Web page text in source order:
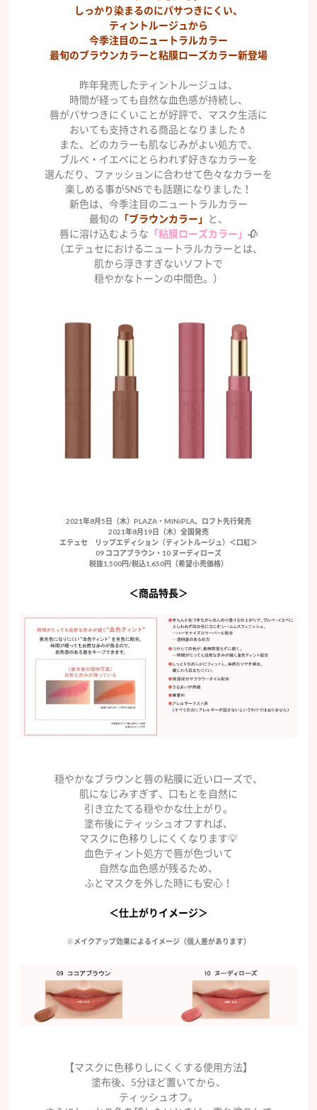
しっかり染まるのにパサつきにくい、
ティントルージュから
今季注目のニュートラルカラー
最旬のブラウンカラーと粘膜ローズカラー新登場
昨年発売したティントルージュは、
時間が経っても自然な血色感が持続し、
唇がパサつきにくいことが好評で、マスク生活に
おいても支持される商品となりました💄
また、どのカラーも肌なじみがよい処方で、
ブルべ・イエベにとらわれず好きなカラーを
選んだり、ファッションに合わせて色々なカラーを
楽しめる事がSNSでも話題になりました！
新色は、今季注目のニュートラルカラー
最旬の 「ブラウンカラー」
と、
唇に溶け込むような 「粘膜ローズカラー」 🥀
（エテュセにおけるニュートラルカラーとは、
肌から浮きすぎないソフトで
穏やかなトーンの中間色。）
2021年8月5日（木）PLAZA・MINiPLA、ロフト先行発売
2021年8月19日（木）全国発売
エテュセ リップエディション（ティントルージュ）＜口紅＞
09 ココアブラウン・10 ヌーディローズ
税抜1,500円/税込1,650円（希望小売価格）
＜商品特長＞
穏やかなブラウンと唇の粘膜に近いローズで、
肌になじみすぎず、口もとを自然に
引き立たてる穏やかな仕上がり。
塗布後にティッシュオフすれば、
マスクに色移りしにくくなります💡
血色ティント処方で唇が色づいて
自然な血色感が残るため、
ふとマスクを外した時にも安心！
＜仕上がりイメージ＞
※メイクアップ効果によるイメージ（個⼈差があります）
【マスクに色移りしにくくする使用方法】
塗布後、5分ほど置いてから、
ティッシュオフ。